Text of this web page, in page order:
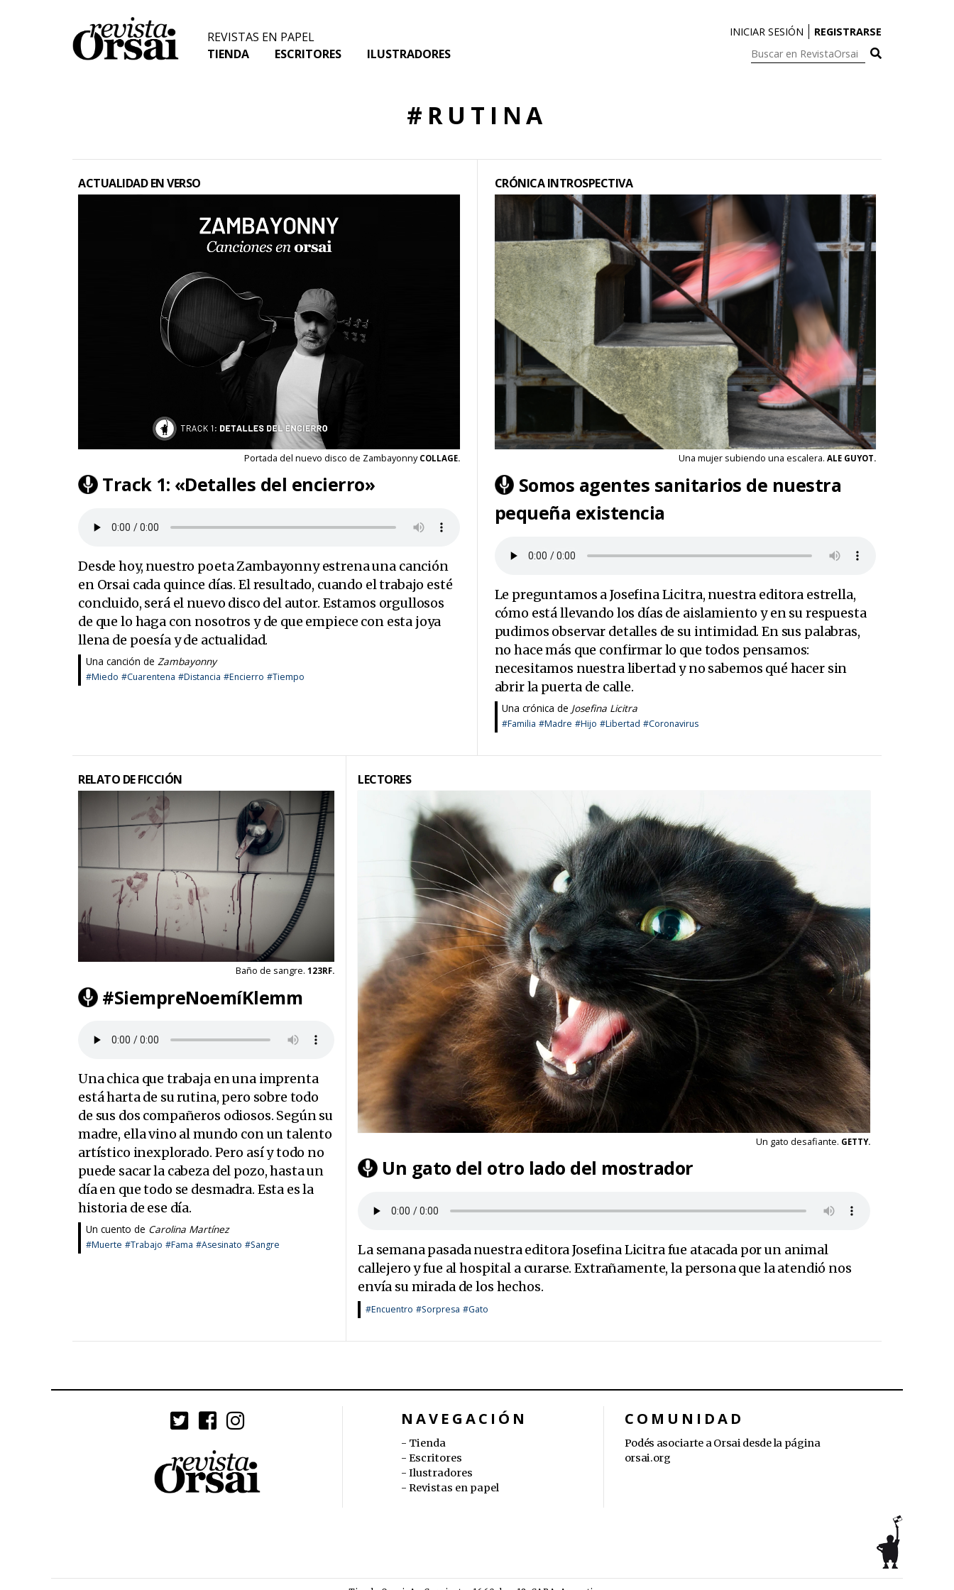
REVISTAS EN PAPEL
TIENDA
ESCRITORES ILUSTRADORES
INICIAR SESIÓN REGISTRARSE
Buscar
#RUTINA
ACTUALIDAD EN VERSO
Portada del nuevo disco de Zambayonny COLLAGE.
Track 1: «Detalles del encierro»
Desde hoy, nuestro poeta Zambayonny estrena una canción
en Orsai cada quince días. El resultado, cuando el trabajo esté
concluido, será el nuevo disco del autor. Estamos orgullosos
de que lo haga con nosotros y de que empiece con esta joya
llena de poesía y de actualidad.
Una canción de Zambayonny
#Miedo #Cuarentena #Distancia #Encierro #Tiempo
CRÓNICA INTROSPECTIVA
Una mujer subiendo una escalera. ALE GUYOT.
Somos agentes sanitarios de nuestra
pequeña existencia
Le preguntamos a Josefina Licitra, nuestra editora estrella,
cómo está llevando los días de aislamiento y en su respuesta
pudimos observar detalles de su intimidad. En sus palabras,
no hace más que confirmar lo que todos pensamos:
necesitamos nuestra libertad y no sabemos qué hacer sin
abrir la puerta de calle.
Una crónica de Josefina Licitra
#Familia #Madre #Hijo #Libertad #Coronavirus
RELATO DE FICCIÓN
Baño de sangre. 123RF.
#SiempreNoemíKlemm
Una chica que trabaja en una imprenta
está harta de su rutina, pero sobre todo
de sus dos compañeros odiosos. Según su
madre, ella vino al mundo con un talento
artístico inexplorado. Pero así y todo no
puede sacar la cabeza del pozo, hasta un
día en que todo se desmadra. Esta es la
historia de ese día.
Un cuento de Carolina Martínez
#Muerte #Trabajo #Fama #Asesinato #Sangre
LECTORES
Un gato desafiante. GETTY.
Un gato del otro lado del mostrador
La semana pasada nuestra editora Josefina Licitra fue atacada por un animal
callejero y fue al hospital a curarse. Extrañamente, la persona que la atendió nos
envía su mirada de los hechos.
#Encuentro #Sorpresa #Gato
NAVEGACIÓN
Tienda
Escritores
Ilustradores
Revistas en papel
COMUNIDAD
Podés asociarte a Orsai desde la página
orsai.org